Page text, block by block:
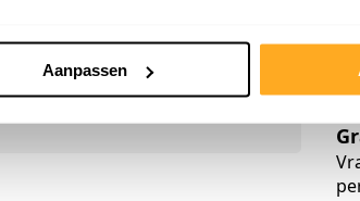
Aanpassen